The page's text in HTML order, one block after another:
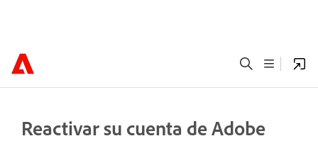
Reactivar su cuenta de Adobe